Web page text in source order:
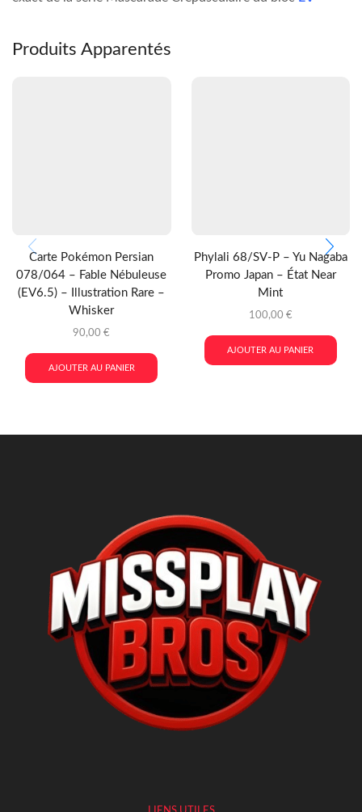
Produits Apparentés
Carte Pokémon Persian
078/064 – Fable Nébuleuse
(EV6.5) – Illustration Rare –
Whisker
90,00€
AJOUTER AU PANIER
Phylali 68/SV-P – Yu Nagaba
Promo Japan – État Near
Mint
100,00 €
AJOUTER AU PANIER